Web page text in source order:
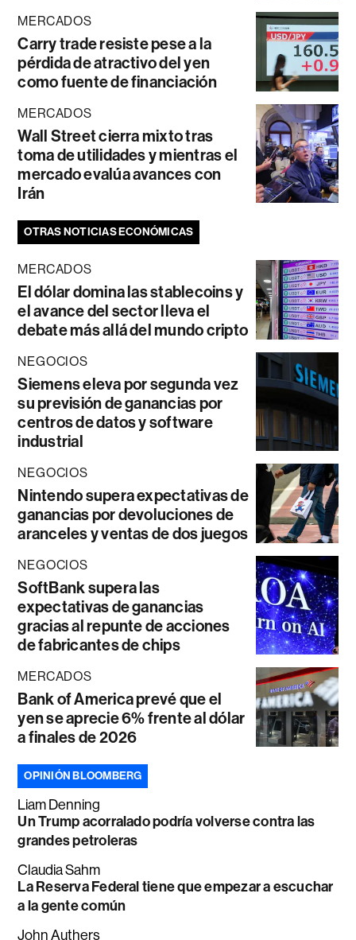
MERCADOS
Carry trade resiste pese a la
pérdida de atractivo del yen
como fuente de financiación
MERCADOS
Wall Street cierra mixto tras
toma de utilidades y mientras el
mercado evalúa avances con
Irán
OTRAS NOTICIAS ECONÓMICAS
MERCADOS
El dólar domina las stablecoins y
el avance del sector lleva el
debate más allá del mundo cripto
NEGOCIOS
Siemens eleva por segunda vez
su previsión de ganancias por
centros de datos y software
industrial
NEGOCIOS
Nintendo supera expectativas de
ganancias por devoluciones de
aranceles y ventas de dos juegos
NEGOCIOS
SoftBank supera las
expectativas de ganancias
gracias al repunte de acciones
de fabricantes de chips
MERCADOS
Bank of America prevé que el
yen se aprecie 6% frente al dólar
a finales de 2026
OPINIÓN BLOOMBERG
Liam Denning
Un Trump acorralado podría volverse contra las
grandes petroleras
Claudia Sahm
La Reserva Federal tiene que empezar a escuchar
a la gente común
John Authers